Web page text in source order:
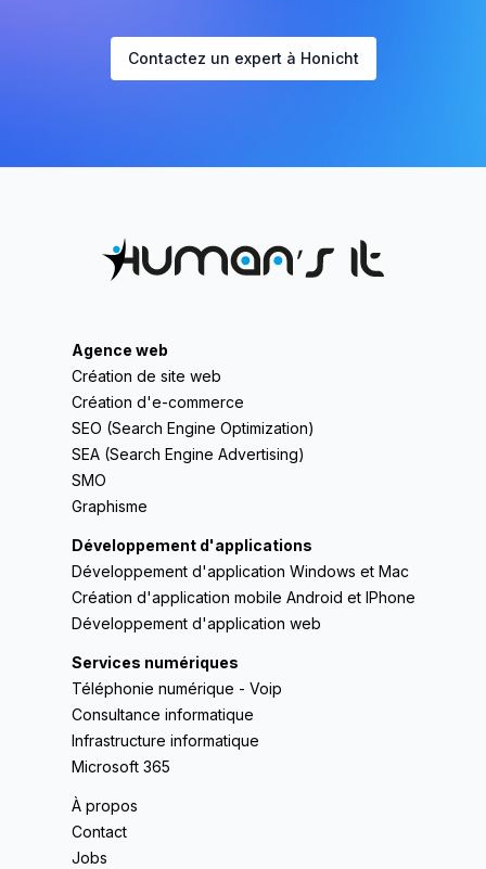
Contactez un expert à Honicht
Agence web
Création de site web
Création d'e-commerce
SEO (Search Engine Optimization)
SEA (Search Engine Advertising)
SMO
Graphisme
Développement d'applications
Développement d'application Windows et Mac
Création d'application mobile Android et IPhone
Développement d'application web
Services numériques
Téléphonie numérique - Voip
Consultance informatique
Infrastructure informatique
Microsoft 365
À propos
Contact
Jobs